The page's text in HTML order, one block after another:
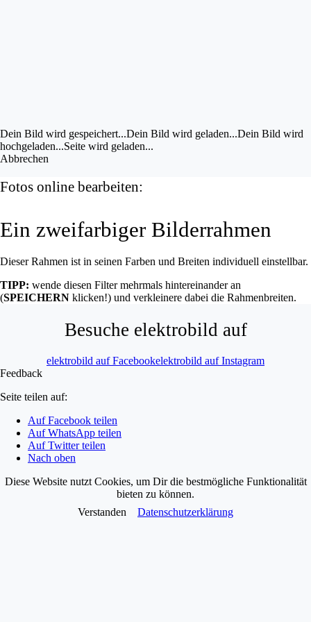
Dein Bild wird gespeichert...Dein Bild wird geladen...Dein Bild wird
hochgeladen...Seite wird geladen...
Abbrechen
Fotos online bearbeiten:
Ein zweifarbiger Bilderrahmen
Dieser Rahmen ist in seinen Farben und Breiten individuell einstellbar.
TIPP: wende diesen Filter mehrmals hintereinander an
(SPEICHERN klicken!) und verkleinere dabei die Rahmenbreiten.
Besuche elektrobild auf
elektrobild auf Facebookelektrobild auf Instagram
Feedback
Seite teilen auf:
Auf Facebook teilen
Auf WhatsApp teilen
Auf Twitter teilen
Nach oben
Diese Website nutzt Cookies, um Dir die bestmögliche Funktionalität
bieten zu können.
Verstanden
Datenschutzerklärung